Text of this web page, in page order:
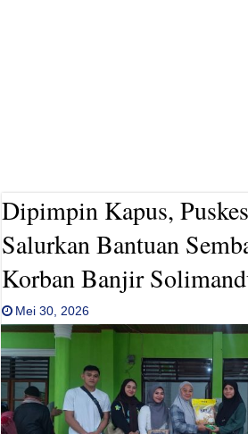
Dipimpin Kapus,
Salurkan Bantuan
Korban Banjir
Mei 30, 2026